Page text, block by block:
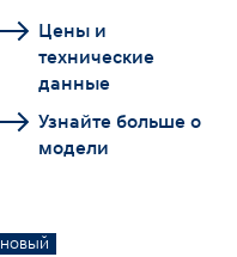
Цены и
технические
данные
Узнайте больше о
модели
НОВЫЙ